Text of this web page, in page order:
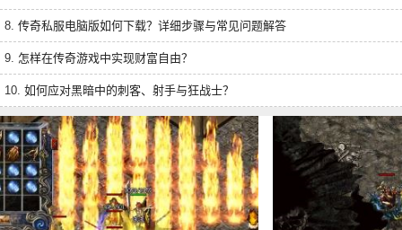
8. 传奇私服电脑版如何下载？详细步骤与常见问题解答
9. 怎样在传奇游戏中实现财富自由？
10. 如何应对黑暗中的刺客、射手与狂战士？